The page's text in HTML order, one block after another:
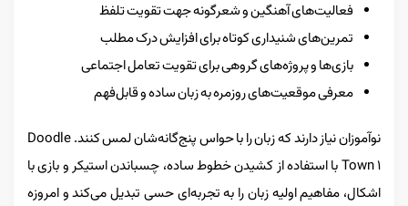
فعالیت‌های آهنگین و شعرگونه جهت تقویت تلفظ
تمرین‌های شنیداری کوتاه برای افزایش درک مطلب
بازی‌ها و پروژه‌های گروهی برای تقویت تعامل اجتماعی
معرفی موقعیت‌های روزمره به زبان ساده و قابل‌فهم
نوآموزان نیاز دارند که زبان را با حواس پنج‌گانه‌شان لمس کنند. Doodle
Town 1 با استفاده از کشیدن خطوط ساده، چسباندن استیکر و بازی با
اشکال، مفاهیم اولیه زبان را به تجربه‌ای حسی تبدیل می‌کند و امروزه